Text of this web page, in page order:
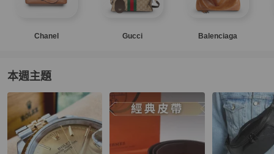
Chanel Gucci Balenciaga
本週主題